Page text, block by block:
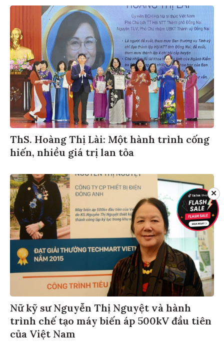
ThS. Hoàng Thị Lài: Một hành trình cống
hiến, nhiều giá trị lan tỏa
Nữ kỹ sư Nguyễn Thị Nguyệt và hành
trình chế tạo máy biến áp 500kV đầu tiên
của Việt Nam
✕